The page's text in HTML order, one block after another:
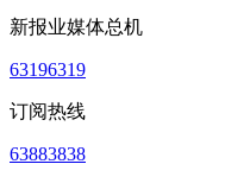
新报业媒体总机
63196319
订阅热线
63883838